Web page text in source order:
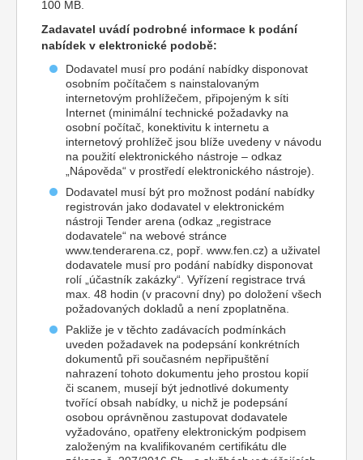
100 MB.
Zadavatel uvádí podrobné informace k podání
nabídek v elektronické podobě:
Dodavatel musí pro podání nabídky disponovat
osobním počítačem s nainstalovaným
internetovým prohlížečem, připojeným k síti
Internet (minimální technické požadavky na
osobní počítač, konektivitu k internetu a
internetový prohlížeč jsou blíže uvedeny v návodu
na použití elektronického nástroje – odkaz
„Nápověda“ v prostředí elektronického nástroje).
Dodavatel musí být pro možnost podání nabídky
registrován jako dodavatel v elektronickém
nástroji Tender arena (odkaz „registrace
dodavatele“ na webové stránce
www.tenderarena.cz, popř. www.fen.cz) a uživatel
dodavatele musí pro podání nabídky disponovat
rolí „účastník zakázky“. Vyřízení registrace trvá
max. 48 hodin (v pracovní dny) po doložení všech
požadovaných dokladů a není zpoplatněna.
Pakliže je v těchto zadávacích podmínkách
uveden požadavek na podepsání konkrétních
dokumentů při současném nepřipuštění
nahrazení tohoto dokumentu jeho prostou kopií
či scanem, musejí být jednotlivé dokumenty
tvořící obsah nabídky, u nichž je podepsání
osobou oprávněnou zastupovat dodavatele
vyžadováno, opatřeny elektronickým podpisem
založeným na kvalifikovaném certifikátu dle